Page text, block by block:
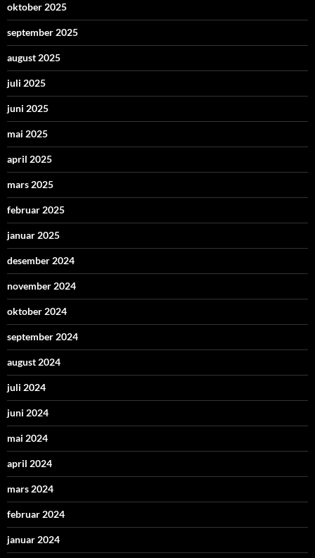
oktober 2025
september 2025
august 2025
juli 2025
juni 2025
mai 2025
april 2025
mars 2025
februar 2025
januar 2025
desember 2024
november 2024
oktober 2024
september 2024
august 2024
juli 2024
juni 2024
mai 2024
april 2024
mars 2024
februar 2024
januar 2024